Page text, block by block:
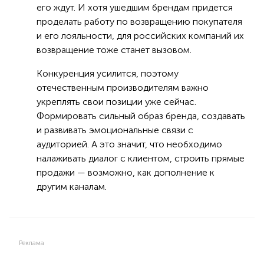
его ждут. И хотя ушедшим брендам придется
проделать работу по возвращению покупателя
и его лояльности, для российских компаний их
возвращение тоже станет вызовом.
Конкуренция усилится, поэтому
отечественным производителям важно
укреплять свои позиции уже сейчас.
Формировать сильный образ бренда, создавать
и развивать эмоциональные связи с
аудиторией. А это значит, что необходимо
налаживать диалог с клиентом, строить прямые
продажи — возможно, как дополнение к
другим каналам.
Реклама